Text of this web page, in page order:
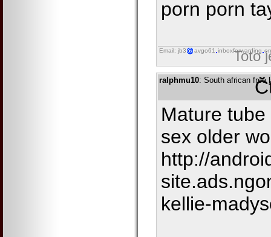
porn porn
Email: jb3 avgo61 inboxforwarding
Toto
ralphmu10: South african free
Mature
sex older
http://
kellie-